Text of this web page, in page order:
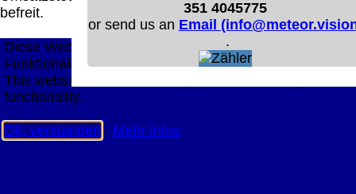
befreit.
351 4045775
or send us an Email
.
große Anzeige
Diese Website nutzt Cookies, um bestmögliche
Funktionalität bieten zu können.
This website uses cookies to provide the best possible
functionality.
Ok, verstanden Mehr Infos